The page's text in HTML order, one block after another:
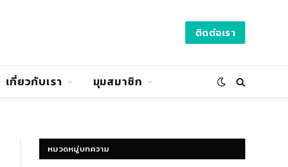
ติดต่อเรา
เกี่ยวกับเรา มุมสมาชิก
หมวดหมู่บทความ